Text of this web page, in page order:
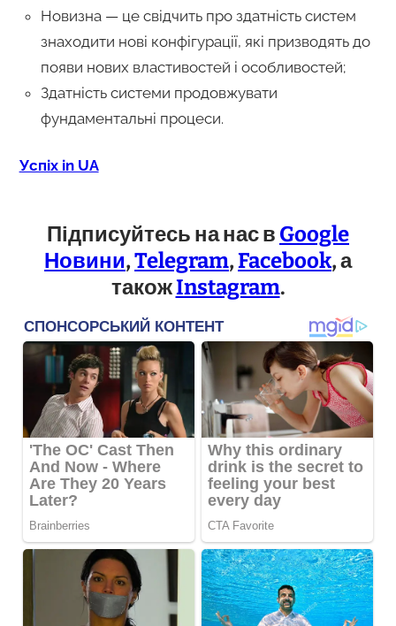
Новизна — це свідчить про здатність систем
знаходити нові конфігурації, які призводять до
появи нових властивостей і особливостей;
Здатність системи продовжувати
фундаментальні процеси.
Успіх in UA
Підписуйтесь на нас в Google
Новини,Telegram,Facebook, а
такожInstagram.